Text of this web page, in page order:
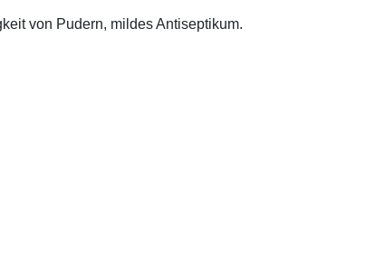
von Pudern, mildes Antiseptikum.